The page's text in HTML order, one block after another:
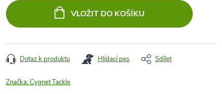
VLOŽIT DO KOŠÍKU
Dotaz k produktu Hlídací pes Sdílet
Značka:Cygnet Tackle